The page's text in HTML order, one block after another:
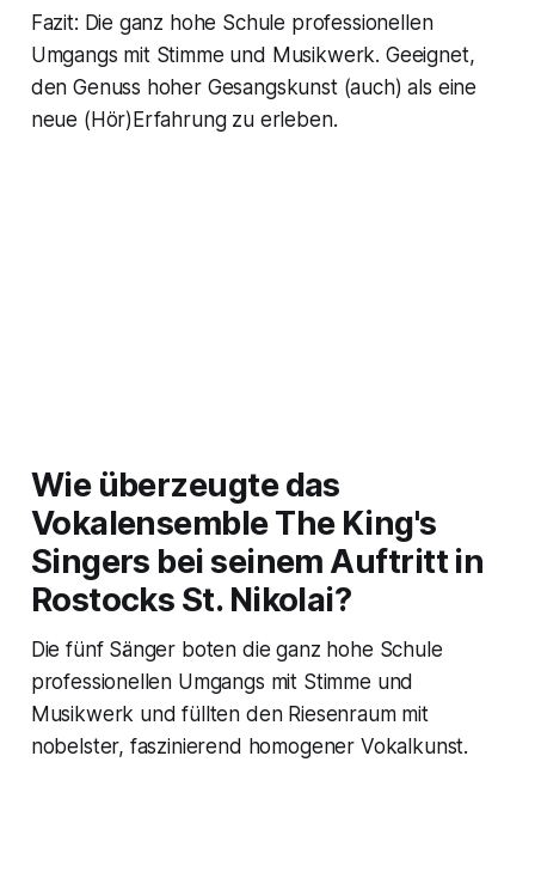
Fazit: Die ganz hohe Schule professionellen
Umgangs mit Stimme und Musikwerk. Geeignet,
den Genuss hoher Gesangskunst (auch) als eine
neue (Hör)Erfahrung zu erleben.
Wie überzeugte das
Vokalensemble The King's
Singers bei seinem Auftritt in
Rostocks St. Nikolai?
Die fünf Sänger boten die ganz hohe Schule
professionellen Umgangs mit Stimme und
Musikwerk und füllten den Riesenraum mit
nobelster, faszinierend homogener Vokalkunst.